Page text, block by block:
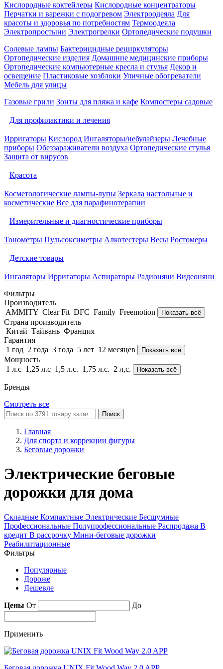
Кислородные коктейлеры Кислородные концентраторы
Перчатки и варежки с подогревом Электроодеяла Для
красоты и здоровья по потребностям Термоодеяла
Электропростыни Электрогрелки Ортопедические подушки
Солевые лампы Бактерицидные рециркуляторы
Ортопедические изделия Домашние медицинские приборы
Ортопедические компьютерные кресла и стулья Декор и
освещение Пластиковые хозблоки Уличные обогреватели
Мебель для улицы
Газовые грили Зонты для пляжа и кафе Компостеры садовые
Для профилактики и лечения
Ирригаторы Кислород Ингаляторы/небулайзеры Лечебные
приборы Обеззараживатели воздуха Ортопедические стулья
Защита от вирусов
Красота
Косметологические лампы-лупы Зеркала настольные и
косметические Все для парафинотерапии
Измерительные и диагностические приборы
Тонометры Пульсоксиметры Алкотестеры Весы Ростомеры
Детские товары
Ингаляторы Ирригаторы Аспираторы Радионяни Видеоняни
Фильтры
Производитель
AMMITY Clear Fit DFC Family Freemotion Показать всё
Страна производитель
Китай Тайвань Франция
Гарантия
1 год 2 года 3 года 5 лет 12 месяцев Показать всё
Мощность
1 л.с 1,25 л.с 1,5 л.с. 1,75 л.с. 2 л,с. Показать всё
Бренды
Смотреть все
Поиск
Главная
Для спорта и коррекции фигуры
Беговые дорожки
Электрические беговые
дорожки для дома
Складные Компактные Электрические Бесшумные
Профессиональные Полупрофессиональные Распродажа В
кредит В рассрочку Мини-беговые дорожки
Реабилитационные
Фильтры
Популярные
Дороже
Дешевле
Цены От До
Применить